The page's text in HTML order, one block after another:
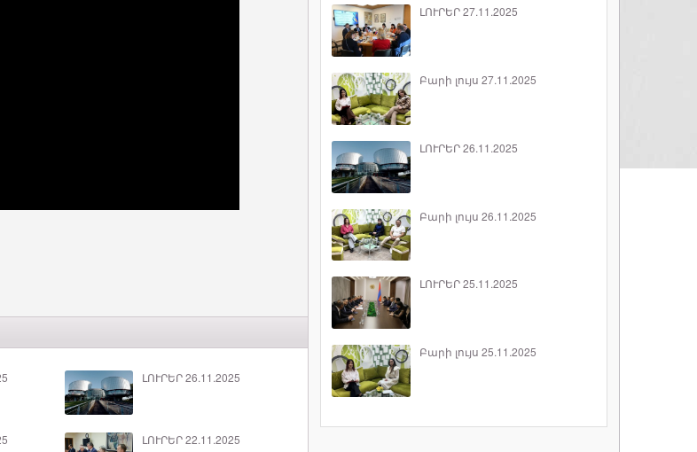
ԼՈՒՐԵՐ 26.11.2025
ԼՈՒՐԵՐ 22.11.2025
ԼՈՒՐԵՐ 27.11.2025
Բարի լույս 27.11.2025
ԼՈՒՐԵՐ 26.11.2025
Բարի լույս 26.11.2025
ԼՈՒՐԵՐ 25.11.2025
Բարի լույս 25.11.2025